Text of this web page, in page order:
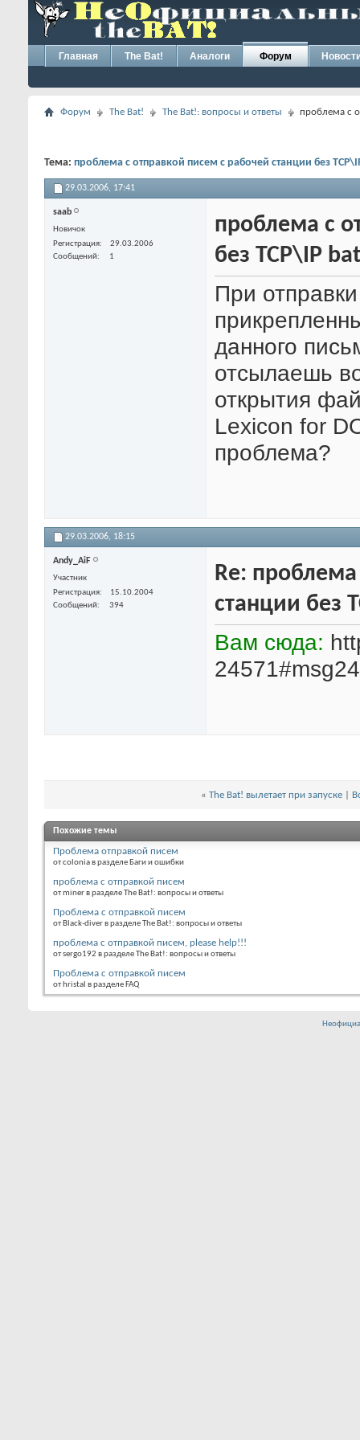
Главная The Bat! Аналоги Форум
Форум The Bat! The Bat!: вопросы и ответы проблема с
Тема: проблема с отправкой писем с рабочей станции без
29.03.2006, 17:41
saab
Новичок
Регистрация
29.03.2006
Сообщений
1
проблема с
без TCP\IP
При
данного
отсылаешь
открытия
Lexicon for
проблема?
29.03.2006, 18:15
Andy_AiF
Участник
Регистрация
15.10.2004
Сообщений
394
Re:
станции без
Вам сюда:
« The Bat! вылетает при запуске
Похожие темы
Проблема отправкой писем
от colonia в разделе Баги и ошибки
проблема с отправкой писем
от miner в разделе The Bat!: вопросы и ответы
Проблема с отправкой писем
от Black-diver в разделе The Bat!: вопросы и ответы
проблема с отправкой писем, please help!!!
от sergo192 в разделе The Bat!: вопросы и ответы
Проблема с отправкой писем
от hristal в разделе FAQ